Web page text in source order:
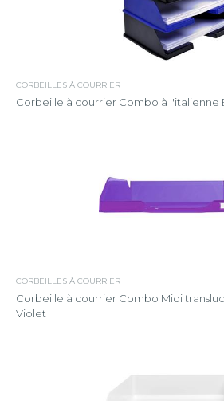
CORBEILLES À COURRIER
Corbeille à courrier Combo à l'italienne
CORBEILLES À COURRIER
Corbeille à courrier Combo Midi
Violet